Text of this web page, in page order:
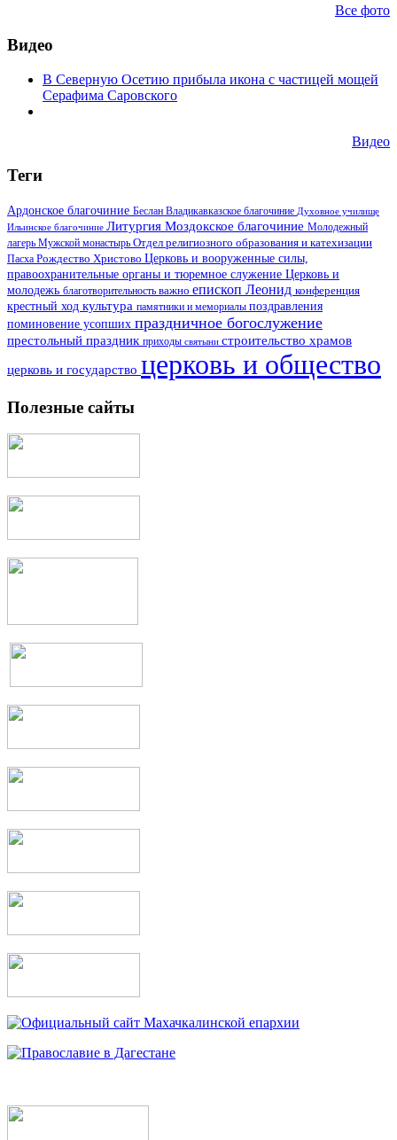
Все фото
Видео
В Северную Осетию прибыла икона с частицей мощей
Серафима Саровского
Видео
Теги
Ардонское благочиние Беслан Владикавказское благочиние Духовное училище
Ильинское благочиние Литургия Моздокское благочиние Молодежный
лагерь Мужской монастырь Отдел религиозного образования и катехизации
Пасха Рождество Христово Церковь и вооруженные силы,
правоохранительные органы и тюремное служение Церковь и
молодежь благотворительность важно епископ Леонид конференция
крестный ход культура памятники и мемориалы поздравления
поминовение усопших праздничное богослужение
престольный праздник приходы святыни строительство храмов
церковь и государство церковь и общество
Полезные сайты